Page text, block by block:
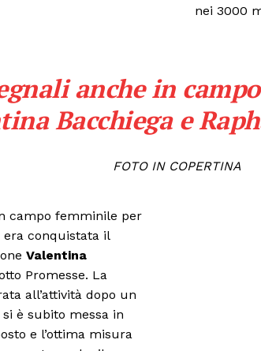
nei 3000
anche in
Bacchiega e
FOTO IN COPERTINA
campo femminile per
era conquistata il
Valentina
Promesse. La
all’attività dopo un
è subito messa in
e l’ottima misura